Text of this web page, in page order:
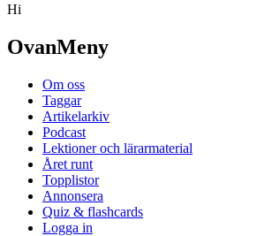
Hi
OvanMeny
Om oss
Taggar
Artikelarkiv
Podcast
Lektioner och lärarmaterial
Året runt
Topplistor
Annonsera
Quiz & flashcards
Logga in